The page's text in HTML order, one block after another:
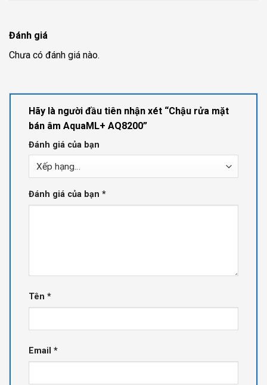
Đánh giá
Chưa có đánh giá nào.
Hãy là người đầu tiên nhận xét “Chậu rửa mặt
bán âm AquaML+ AQ8200”
Đánh giá của bạn
Đánh giá của bạn *
Tên *
Email *